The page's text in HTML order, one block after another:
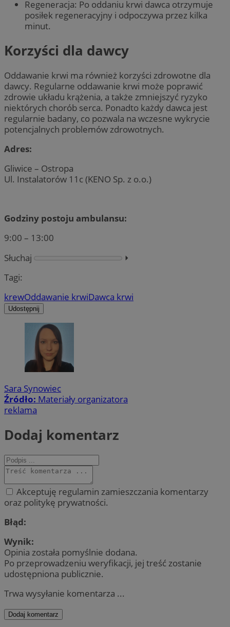
Regeneracja: Po oddaniu krwi dawca otrzymuje
posiłek regeneracyjny i odpoczywa przez kilka
minut.
Korzyści dla dawcy
Oddawanie krwi ma również korzyści zdrowotne dla
dawcy. Regularne oddawanie krwi może poprawić
zdrowie układu krążenia, a także zmniejszyć ryzyko
niektórych chorób serca. Ponadto każdy dawca jest
regularnie badany, co pozwala na wczesne wykrycie
potencjalnych problemów zdrowotnych.
Adres:
Gliwice – Ostropa
Ul. Instalatorów 11c (KENO Sp. z o.o.)
Godziny postoju ambulansu:
9:00 – 13:00
Słuchaj
⏵︎
Tagi:
krewOddawanie krwiDawca krwi
Udostępnij
Sara Synowiec
Źródło: Materiały organizatora
reklama
Dodaj komentarz
Akceptuję regulamin zamieszczania komentarzy
oraz politykę prywatności.
Błąd:
Wynik:
Opinia została pomyślnie dodana.
Po przeprowadzeniu weryfikacji, jej treść zostanie
udostępniona publicznie.
Trwa wysyłanie komentarza ...
Dodaj komentarz